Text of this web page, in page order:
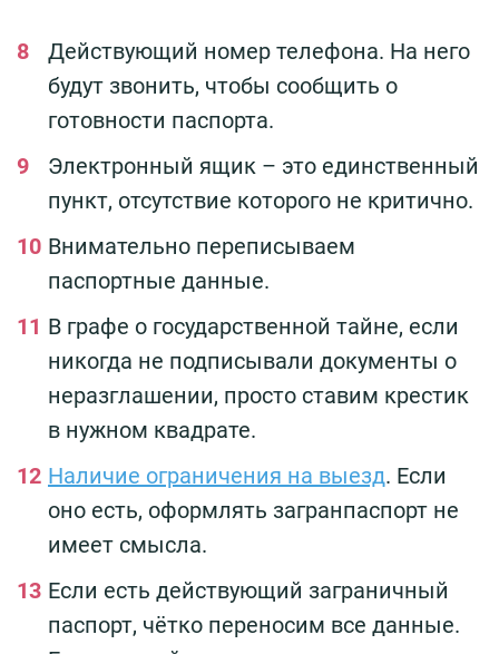
Действующий номер телефона. На него
будут звонить, чтобы сообщить о
готовности паспорта.
Электронный ящик – это единственный
пункт, отсутствие которого не критично.
Внимательно переписываем
паспортные данные.
В графе о государственной тайне, если
никогда не подписывали документы о
неразглашении, просто ставим крестик
в нужном квадрате.
Наличие ограничения на выезд. Если
оно есть, оформлять загранпаспорт не
имеет смысла.
Если есть действующий заграничный
паспорт, чётко переносим все данные.